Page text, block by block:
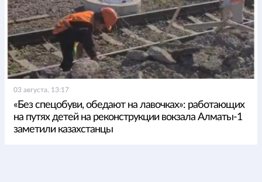
03 августа, 13:17
«Без спецобуви, обедают на лавочках»: работающих
на путях детей на реконструкции вокзала Алматы-1
заметили казахстанцы